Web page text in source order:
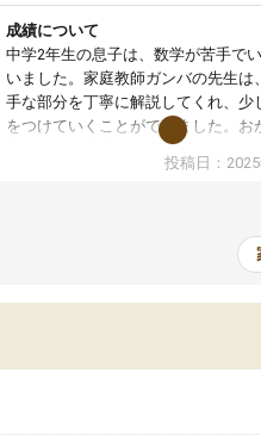
成績について
中学2年生の息子は、数学が苦手で
いました。家庭教師ガンバの先生は
手な部分を丁寧に解説してくれ、少
をつけていくことができました。お
期テストの成績が10点以上アップし
投稿日：